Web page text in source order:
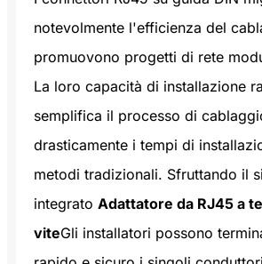
notevolmente l'efficienza del
promuovono progetti di rete
La loro capacità di installazione
semplifica il processo di
drasticamente i tempi di
metodi tradizionali. Sfruttando il
integrato Adattatore da RJ45 a
viteGli installatori possono